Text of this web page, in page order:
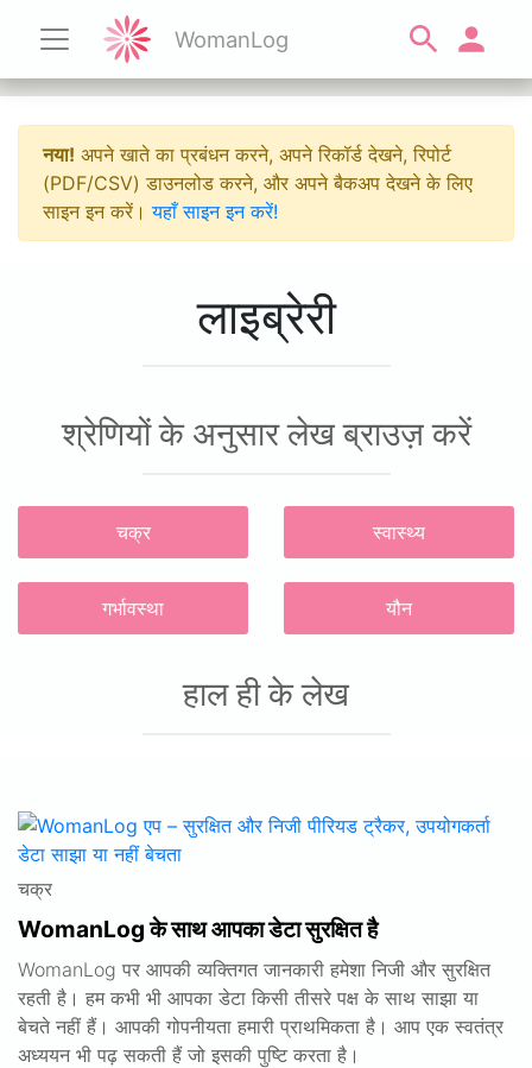
WomanLog
नया! अपने खाते का प्रबंधन करने, अपने रिकॉर्ड देखने, रिपोर्ट
(PDF/CSV) डाउनलोड करने, और अपने बैकअप देखने के लिए
साइन इन करें।यहाँ साइन इन करें!
लाइब्रेरी
श्रेणियों के अनुसार लेख ब्राउज़ करें
चक्र स्वास्थ्य
गर्भावस्था यौन
हाल ही के लेख
चक्र
WomanLog के साथ आपका डेटा सुरक्षित है
WomanLog पर आपकी व्यक्तिगत जानकारी हमेशा निजी और सुरक्षित
रहती है। हम कभी भी आपका डेटा किसी तीसरे पक्ष के साथ साझा या
बेचते नहीं हैं। आपकी गोपनीयता हमारी प्राथमिकता है। आप एक स्वतंत्र
अध्ययन भी पढ़ सकती हैं जो इसकी पुष्टि करता है।